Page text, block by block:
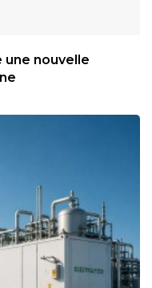
une nouvelle